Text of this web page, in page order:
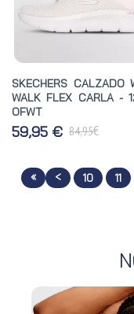
SKECHERS CALZADO
WALK FLEX CARLA -
OFWT
59,95 € 84,95€
« < 10 11